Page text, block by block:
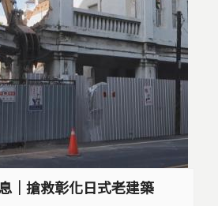
｜搶救彰化日式老建築